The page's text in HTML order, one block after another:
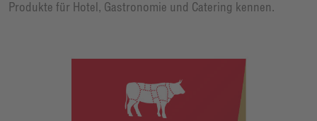
Produkte für Hotel, Gastronomie und Catering kennen.